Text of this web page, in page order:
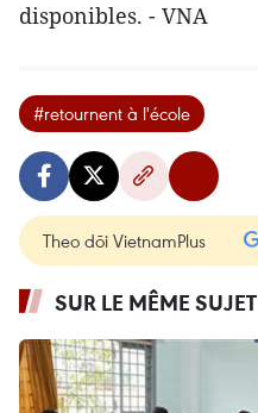
disponibles. - VNA
#retournent à l'école
Theo dõi VietnamPlus
SUR LE MÊME SUJET